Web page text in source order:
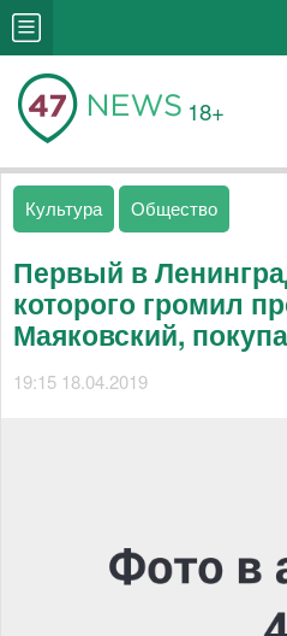
18+
Культура Общество
Первый в
которого громил
Маяковский,
19:15 18.04.2019